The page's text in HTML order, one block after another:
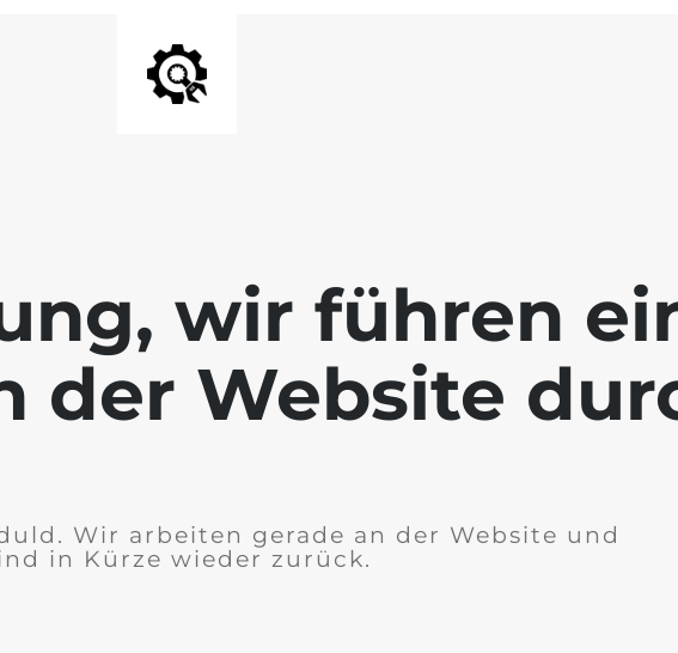
wir führen
der Website
Wir arbeiten gerade an der Website und
in Kürze wieder zurück.